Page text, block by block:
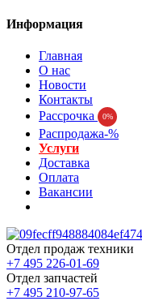
Информация
Главная
О нас
Новости
Контакты
Рассрочка
0%
Распродажа-%
Услуги
Доставка
Оплата
Вакансии
Отдел продаж техники
+7 495 226-01-69
Отдел запчастей
+7 495 210-97-65